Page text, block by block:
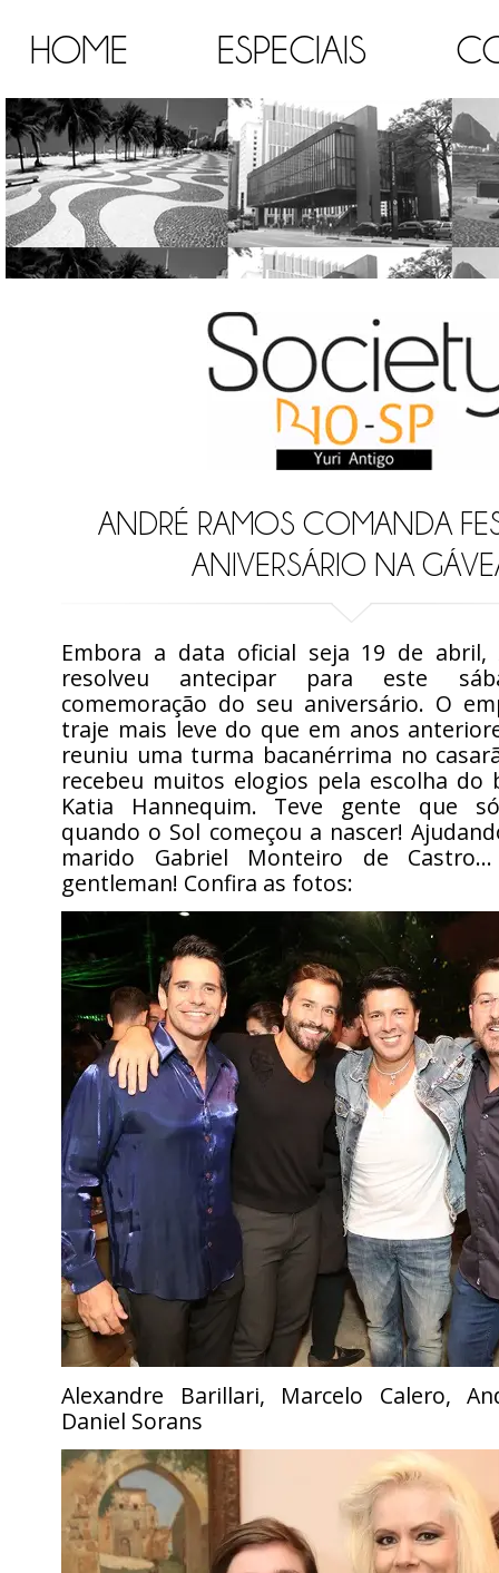
HOME ESPECIAIS
ANDRÉ RAMOS COMANDA
ANIVERSÁRIO NA
Embora a data oficial seja 19 de abril,
resolveu antecipar para este
comemoração do seu aniversário. O
traje mais leve do que em anos
reuniu uma turma bacanérrima no
recebeu muitos elogios pela escolha do
Katia Hannequim. Teve gente que
quando o Sol começou a nascer!
marido Gabriel Monteiro de
gentleman! Confira as fotos:
Alexandre Barillari, Marcelo Calero,
Daniel Sorans